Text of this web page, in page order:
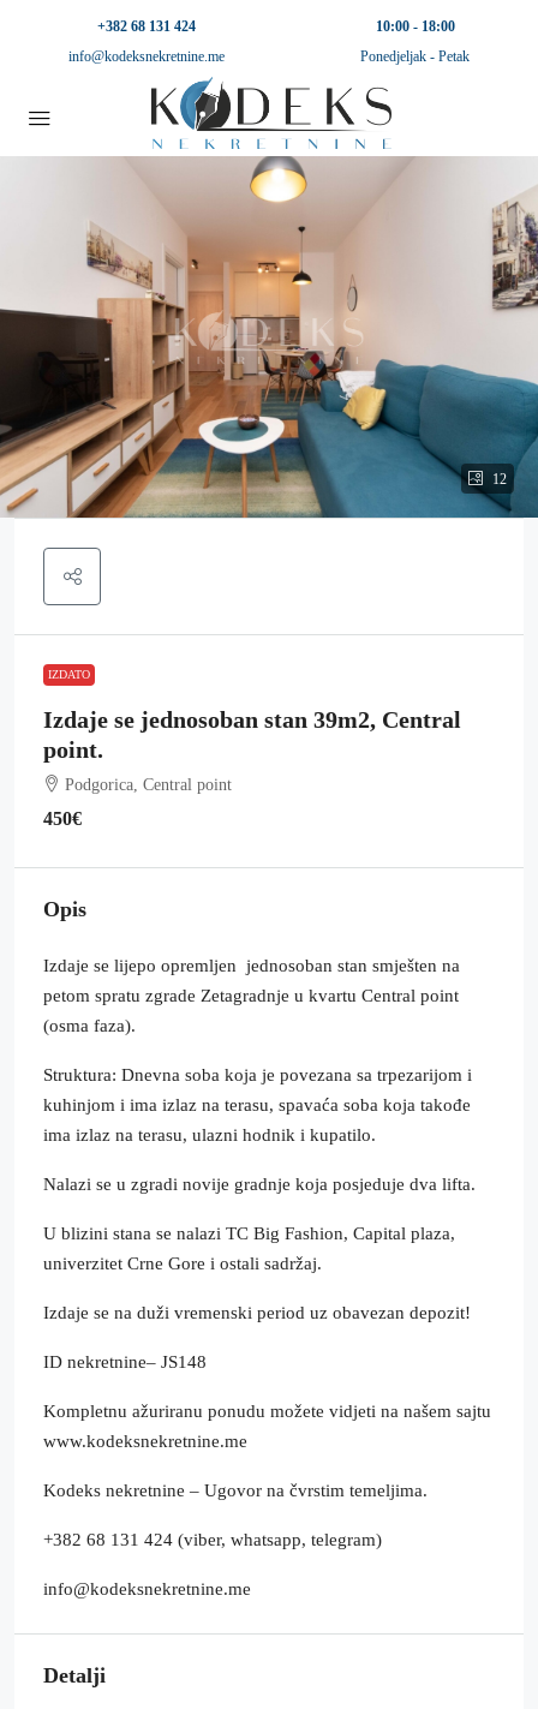
+382 68 131 424
info@kodeksnekretnine.me
10:00 - 18:00
Ponedjeljak - Petak
12
IZDATO
Izdaje se jednosoban stan 39m2, Central
point.
Podgorica, Central point
450€
Opis
Izdaje se lijepo opremljen jednosoban stan smješten na
petom spratu zgrade Zetagradnje u kvartu Central point
(osma faza).
Struktura: Dnevna soba koja je povezana sa trpezarijom i
kuhinjom i ima izlaz na terasu, spavaća soba koja takođe
ima izlaz na terasu, ulazni hodnik i kupatilo.
Nalazi se u zgradi novije gradnje koja posjeduje dva lifta.
U blizini stana se nalazi TC Big Fashion, Capital plaza,
univerzitet Crne Gore i ostali sadržaj.
Izdaje se na duži vremenski period uz obavezan depozit!
ID nekretnine– JS148
Kompletnu ažuriranu ponudu možete vidjeti na našem sajtu
www.kodeksnekretnine.me
Kodeks nekretnine – Ugovor na čvrstim temeljima.
+382 68 131 424 (viber, whatsapp, telegram)
info@kodeksnekretnine.me
Detalji